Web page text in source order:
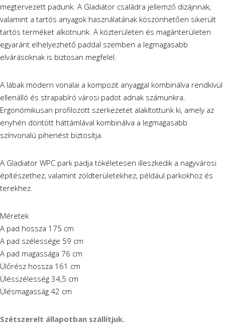
megtervezett padunk. A Gladiátor családra jellemző dizájnnak,
valamint a tartós anyagok használatának köszönhetően sikerült
tartós terméket alkotnunk. A közterületen és magánterületen
egyaránt elhelyezhető paddal szemben a legmagasabb
elvárásoknak is biztosan megfelel.
A lábak modern vonalai a kompozit anyaggal kombinálva rendkívül
ellenálló és strapabíró városi padot adnak számunkra.
Ergonómikusan profilozott szerkezetet alakítottunk ki, amely az
enyhén döntött háttámlával kombinálva a legmagasabb
színvonalú pihenést biztosítja.
A Gladiator WPC park padja tökéletesen illeszkedik a nagyvárosi
építészethez, valamint zöldterületekhez, például parkokhoz és
terekhez.
Méretek
A pad hossza 175 cm
A pad szélessége 59 cm
A pad magassága 76 cm
Ülőrész hossza 161 cm
Ülésszélesség 34,5 cm
Ülésmagasság 42 cm
Szétszerelt állapotban szállítjuk.